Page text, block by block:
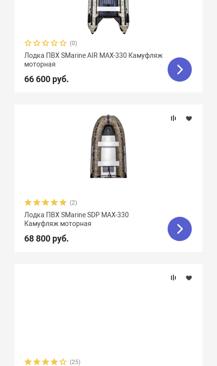
(0)
Лодка ПВХ SMarine AIR MAX-330 Камуфляж
моторная
66 600 руб.
(2)
Лодка ПВХ SMarine SDP MAX-330
Камуфляж моторная
68 800 руб.
(25)